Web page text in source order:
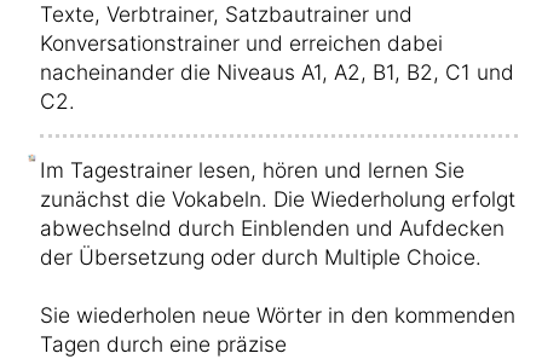
Texte, Verbtrainer, Satzbautrainer und
Konversationstrainer und erreichen dabei
nacheinander die Niveaus A1, A2, B1, B2, C1 und
C2.
Im Tagestrainer lesen, hören und lernen Sie
zunächst die Vokabeln. Die Wiederholung erfolgt
abwechselnd durch Einblenden und Aufdecken
der Übersetzung oder durch Multiple Choice.
Sie wiederholen neue Wörter in den kommenden
Tagen durch eine präzise